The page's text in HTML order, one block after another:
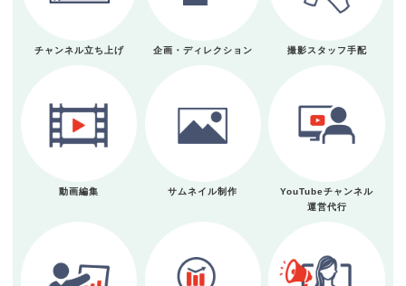
チャンネル立ち上げ 企画・ディレクション 撮影スタッフ手配
動画編集 サムネイル制作
YouTubeチャンネル
運営代行